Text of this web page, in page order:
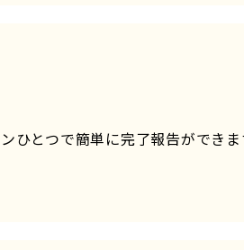
ひとつで簡単に完了報告ができま